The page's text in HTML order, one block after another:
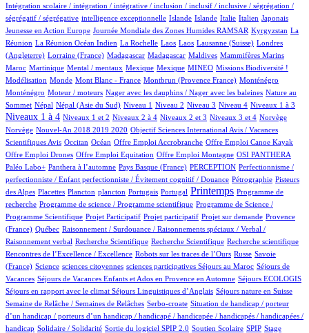
Intégration scolaire / intégration / intégrative / inclusion / inclusif / inclusive / ségrégation /
ségrégatif / ségrégative
2/934 intelligence exceptionnelle
10/934 Islande
9/934 Islande
10/934 Italie
81/934 Italien
5/934 Japonais
2/934
Jeunesse en Action Europe
5/934 Journée Mondiale des Zones Humides RAMSAR
101/934 Kyrgyzstan
6/934
La
Réunion
4/934 La Réunion Océan Indien
1/934 La Rochelle
1/934 Laos
1/934 Laos
3/934 Lausanne (Suisse)
59/934
Londres
(Angleterre)
2/934 Lorraine (France)
6/934 Madagascar
6/934 Madagascar
2/934 Maldives
1/934 Mammifères Marins
8/934
Maroc
9/934Martinique
2/934 Mental / mentaux
1/934 Mexique
1/934 Mexique
32/934 MINEO
37/934 Missions Biodiversité !
1/934
Modélisation
4/934 Monde
1/934 Mont Blanc - France
10/934 Montbrun (Provence France)
10/934 Monténégro
10/934
Monténégro
2/934 Moteur / moteurs
1/934 Nager avec les dauphins / Nager avec les baleines
2/934
Nature au
Sommet
17/934Népal
17/934 Népal (Asie du Sud)
13/934 Niveau 1
16/934 Niveau 2
11/934 Niveau 3
112/934 Niveau 4
123/934 Niveaux 1 à 3
410/934
Niveaux 1 à 4
15/934 Niveaux 1 et 2
47/934 Niveaux 2 à 4
15/934 Niveaux 2 et 3
161/934 Niveaux 3 et 4
2/934 Norvège
2/934
Norvège
13/934 Nouvel-An 2018 2019 2020
1/934
Objectif Sciences International Avis / Vacances
Scientifiques Avis
7/934 Occitan
181/934 Océan
1/934 Offre Emploi Accrobranche
1/934 Offre Emploi Canoe Kayak
1/934
Offre Emploi Drones
1/934 Offre Emploi Equitation
1/934 Offre Emploi Montagne
111/934 OSI PANTHERA
97/934
Paléo Labo+
110/934 Panthera à l’automne
3/934 Pays Basque (France)
55/934 PERCEPTION
2/934
Perfectionnisme /
perfectionniste / Enfant perfectionniste / Évitement cognitif / Douance
10/934 Pétrographie
6/934
Pisteurs
des Alpes
3/934 Placettes
1/934 Plancton
1/934 plancton
17/934 Portugais
2/934 Portugal
445/934 Printemps
1/934
Programme de
recherche
1/934 Programme de science / Programme scientifique
2/934
Programme de Science /
Programme Scientifique
1/934 Projet Participatif
1/934 Projet participatif
15/934 Projet sur demande
81/934
Provence
(France)
5/934 Québec
2/934
Raisonnement / Surdouance / Raisonnements spéciaux / Verbal /
Raisonnement verbal
1/934 Recherche Scientifique
1/934 Recherche Scientifique
1/934 Recherche scientifique
1/934
Rencontres de l’Excellence / Excellence
3/934 Robots sur les traces de l’Ours
101/934 Russe
4/934
Savoie
(France)
11/934 Science
1/934 sciences citoyennes
1/934 sciences participatives
1/934 Séjours au Maroc
100/934
Séjours de
Vacances
73/934 Séjours de Vacances Enfants et Ados en Provence en Automne
3/934 Séjours ECOLOGIS
13/934
Séjours en rapport avec le climat
70/934 Séjours Linguistiques d’Anglais
9/934 Séjours nature en Suisse
100/934
Semaine de Relâche / Semaines de Relâches
10/934 Serbo-croate
2/934
Situation de handicap / porteur
d’un handicap / porteurs d’un handicap / handicapé / handicapée / handicapés / handicapées /
handicap
3/934 Solidaire / Solidarité
4/934 Sortie du logiciel SPIP 2.0
64/934 Soutien Scolaire
4/934 SPIP
1/934
Stage